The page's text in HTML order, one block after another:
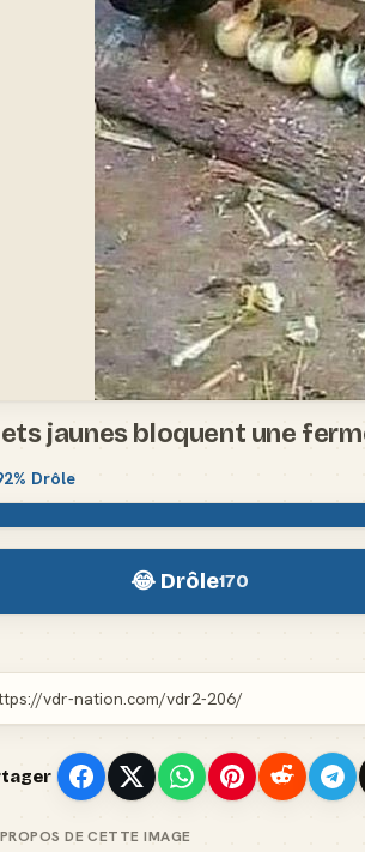
jaunes bloquent une
% Drôle
😂 Drôle170
DE CETTE IMAGE